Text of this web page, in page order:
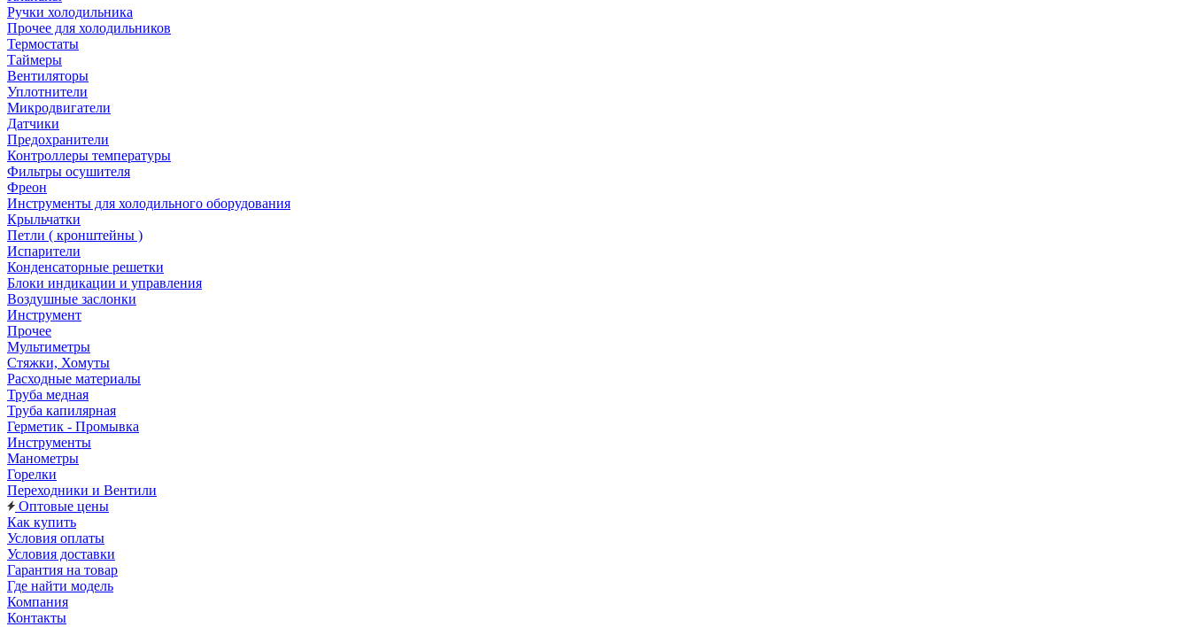
Ручки холодильника
Прочее для холодильников
Термостаты
Таймеры
Вентиляторы
Уплотнители
Микродвигатели
Датчики
Предохранители
Контроллеры температуры
Фильтры осушителя
Фреон
Инструменты для холодильного оборудования
Крыльчатки
Петли ( кронштейны )
Испарители
Конденсаторные решетки
Блоки индикации и управления
Воздушные заслонки
Инструмент
Прочее
Мультиметры
Стяжки, Хомуты
Расходные материалы
Труба медная
Труба капилярная
Герметик - Промывка
Инструменты
Манометры
Горелки
Переходники и Вентили
Оптовые цены
Как купить
Условия оплаты
Условия доставки
Гарантия на товар
Где найти модель
Компания
Контакты